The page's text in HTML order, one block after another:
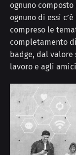
ognuno
ognuno di essi
compreso le
completamento
badge, dal
lavoro e agli